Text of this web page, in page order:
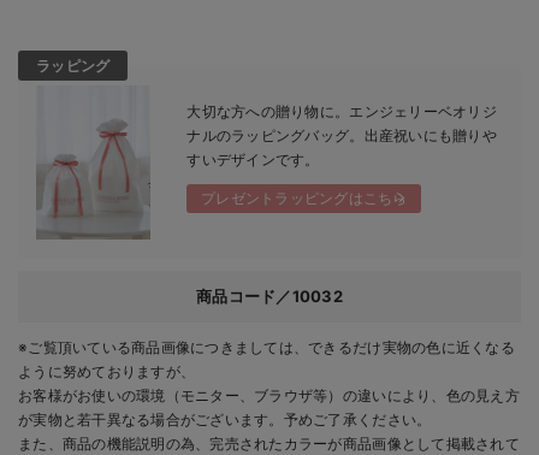
ラッピング
大切な方への贈り物に。エンジェリーベオリジ
ナルのラッピングバッグ。出産祝いにも贈りや
すいデザインです。
プレゼントラッピングはこちら
商品コード／10032
※ご覧頂いている商品画像につきましては、できるだけ実物の色に近くなる
ように努めておりますが、
お客様がお使いの環境（モニター、ブラウザ等）の違いにより、色の見え方
が実物と若干異なる場合がございます。予めご了承ください。
また、商品の機能説明の為、完売されたカラーが商品画像として掲載されて